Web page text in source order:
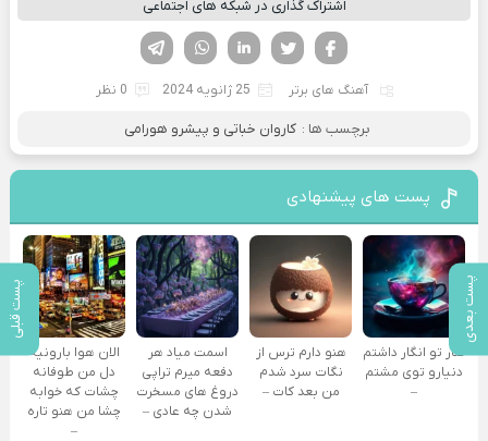
پست بعدی پست قبلی
اشتراک گذاری در شبکه های اجتماعی
لینکدین تویتر
فیسوک
آهنگ های برتر 25 ژانویه 2024 0 نظر
برچسب ها : کاروان خباتی و پیشرو هورامی
پست های پیشنهادی
کنار تو انگار داشتم
دنیارو توی مشتم
–
هنو دارم ترس از
نگات سرد شدم
من بعد کات –
اسمت میاد هر
دفعه میرم تراپی
دروغ‌ های مسخرت
شدن چه عادی –
الان هوا بارونیه
دل من طوفانه
چشات که خوابه
چشا من هنو تاره
–